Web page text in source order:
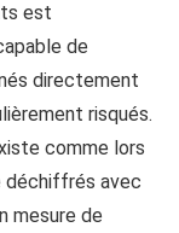
est
de
directement
risqués.
comme lors
déchiffrés avec
mesure de